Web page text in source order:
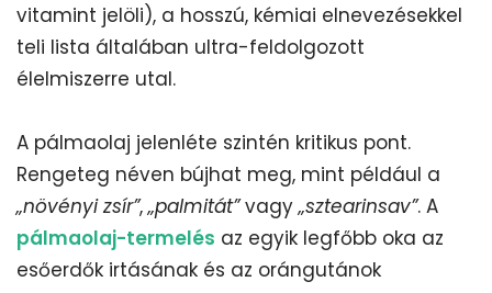
vitamint jelöli), a hosszú, kémiai elnevezésekkel
teli lista általában ultra-feldolgozott
élelmiszerre utal.
A pálmaolaj jelenléte szintén kritikus pont.
Rengeteg néven bújhat meg, mint például a
„növényi zsír”,„palmitát”vagy„sztearinsav”. A
pálmaolaj-termelés az egyik legfőbb oka az
esőerdők irtásának és az orángutánok